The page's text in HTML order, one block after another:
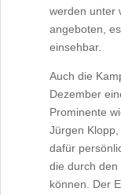
werden unter
angeboten,
einsehbar.
Auch die
Dezember
Prominente
Jürgen
dafür
die durch
können. Der